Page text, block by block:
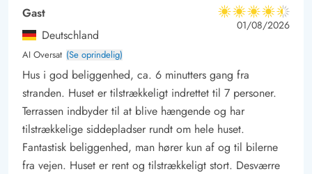
hyggestunder med familie og venner. Den store naturgrund på
1200 kvadratmeter giver børnene rig mulighed for at lege og
udforske, mens I nyder en afslappet dag i solen. Der er også
tilladt at tage én hund med, så familiens firbenede medlem
ikke behøver at blive efterladt derhjemme.
Ferie i Søndervig
Et super hyggeligt og moderne feriehus beliggende på en
naturgrund afskærmet af småtræer og buske. Her finder du de
perfekte rammer om en dejlig sommerferie, eller rammerne om
Gast
Deutschland
AI Oversat (Se oprindelig)
4.5 ud af 5
4.5 ud af 5
4.5 out of 5
01/08/2026
Hus i god beliggenhed, ca. 6 minutters gang fra
stranden. Huset er tilstrækkeligt indrettet til 7 personer.
Terrassen indbyder til at blive hængende og har
tilstrækkelige siddepladser rundt om hele huset.
Fantastisk beliggenhed, man hører kun af og til bilerne
fra vejen. Huset er rent og tilstrækkeligt stort. Desværre